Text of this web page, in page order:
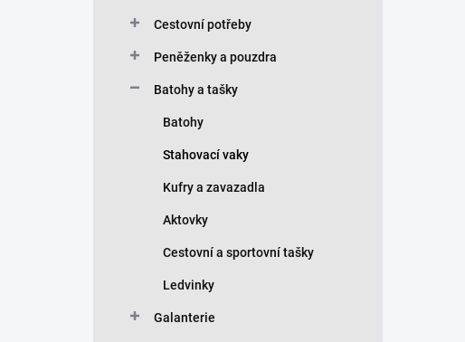
Cestovní potřeby
Peněženky a pouzdra
Batohy a tašky
Batohy
Stahovací vaky
Kufry a zavazadla
Aktovky
Cestovní a sportovní tašky
Ledvinky
Galanterie